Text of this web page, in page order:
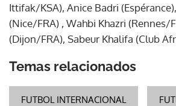
Ittifak/KSA), Anice Badri
(Nice/FRA) , Wahbi Khazri (Rennes/
(Dijon/FRA), Sabeur Khalifa (Club
Temas relacionados
FUTBOL INTERNACIONAL